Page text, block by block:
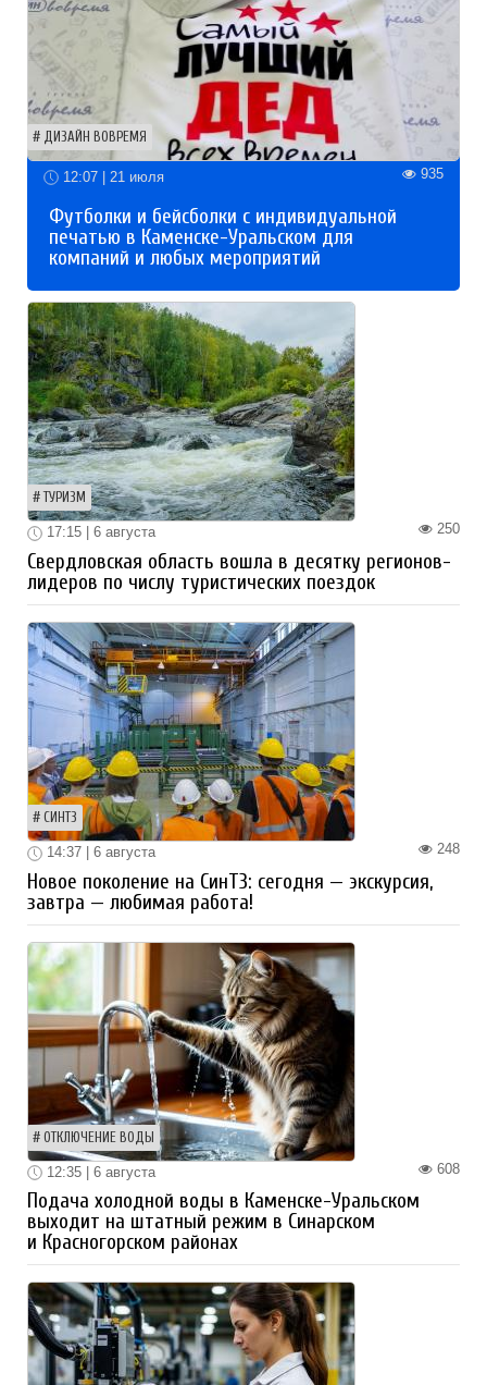
ДИЗАЙН ВОВРЕМЯ
12:07 | 21 июля 935
Футболки и бейсболки с индивидуальной
печатью в Каменске-Уральском для
компаний и любых мероприятий
ТУРИЗМ
250
17:15 | 6 августа
Свердловская область вошла в десятку регионов-
лидеров по числу туристических поездок
СИНТЗ
248
14:37 | 6 августа
Новое поколение на СинТЗ: сегодня — экскурсия,
завтра — любимая работа!
ОТКЛЮЧЕНИЕ ВОДЫ
608
12:35 | 6 августа
Подача холодной воды в Каменске-Уральском
выходит на штатный режим в Синарском
и Красногорском районах